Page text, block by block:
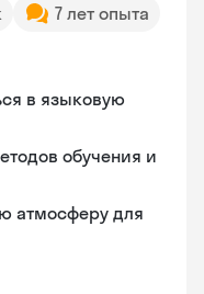
7 лет опыта
в языковую
обучения и
атмосферу для